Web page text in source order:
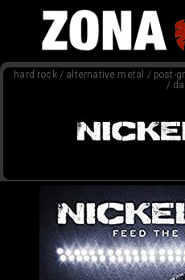
CONTENIDO
FEEEDBACK
hard rock / alternative metal / post-
/